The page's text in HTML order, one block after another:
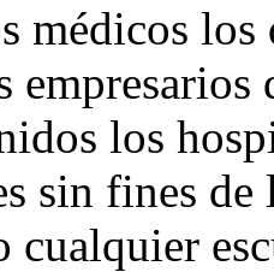
médicos los
los
sin fines
cualquier